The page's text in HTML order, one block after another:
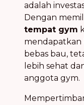
adalah
Dengan
tempat gym
mendapatkan
bebas bau,
lebih sehat
anggota gym.